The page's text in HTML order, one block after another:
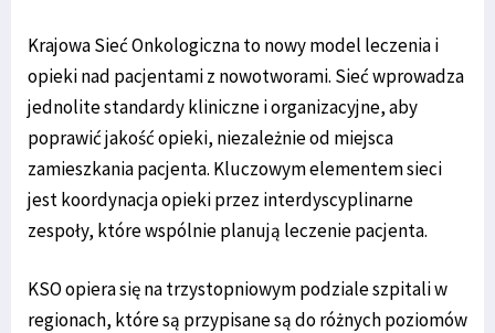
Krajowa Sieć Onkologiczna to nowy model leczenia i
opieki nad pacjentami z nowotworami. Sieć wprowadza
jednolite standardy kliniczne i organizacyjne, aby
poprawić jakość opieki, niezależnie od miejsca
zamieszkania pacjenta. Kluczowym elementem sieci
jest koordynacja opieki przez interdyscyplinarne
zespoły, które wspólnie planują leczenie pacjenta.
KSO opiera się na trzystopniowym podziale szpitali w
regionach, które są przypisane są do różnych poziomów